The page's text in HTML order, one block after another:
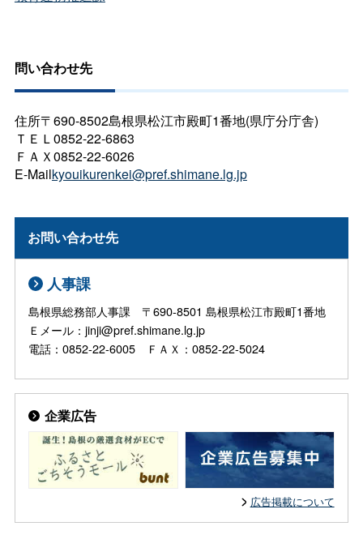
問い合わせ先
住所〒690-8502島根県松江市殿町1番地(県庁分庁舎)
ＴＥＬ0852-22-6863
ＦＡＸ0852-22-6026
E-Mailkyouikurenkei@pref.shimane.lg.jp
お問い合わせ先
人事課
島根県総務部人事課 〒690-8501 島根県松江市殿町1番地
Ｅメール：jinji@pref.shimane.lg.jp
電話：0852-22-6005 ＦＡＸ：0852-22-5024
企業広告
広告掲載について